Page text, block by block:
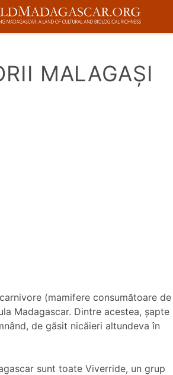
MALAGAȘI
(mamifere consumătoare de
Madagascar. Dintre acestea, şapte
de găsit nicăieri altundeva în
sunt toate Viverride, un grup